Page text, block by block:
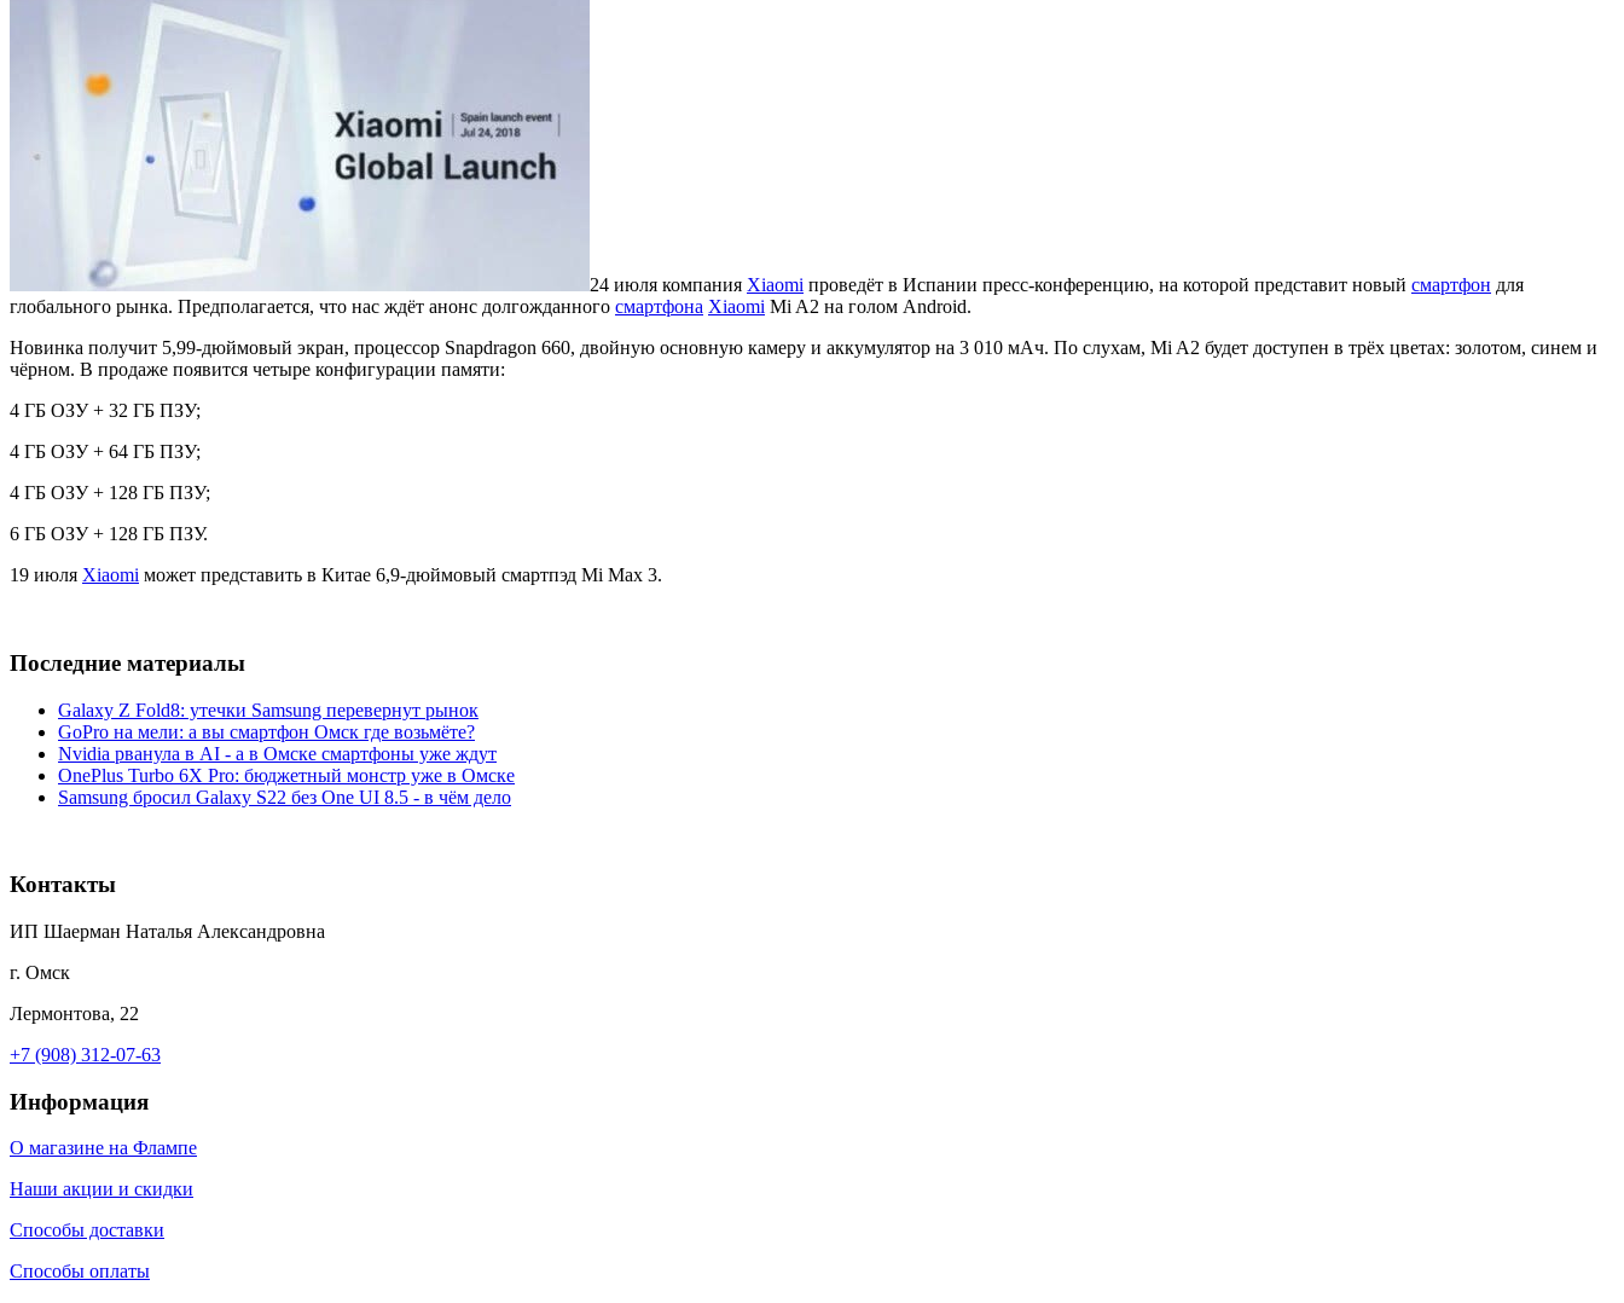
24 июля компания Xiaomi проведёт в Испании пресс-конференцию, на которой представит новый смартфон для
глобального рынка. Предполагается, что нас ждёт анонс долгожданного смартфона Xiaomi Mi A2 на голом Android.
Новинка получит 5,99-дюймовый экран, процессор Snapdragon 660, двойную основную камеру и аккумулятор на 3 010 мАч. По слухам, Mi A2 будет доступен в трёх цветах: золотом, синем и
чёрном. В продаже появится четыре конфигурации памяти:
4 ГБ ОЗУ + 32 ГБ ПЗУ;
4 ГБ ОЗУ + 64 ГБ ПЗУ;
4 ГБ ОЗУ + 128 ГБ ПЗУ;
6 ГБ ОЗУ + 128 ГБ ПЗУ.
19 июля Xiaomi может представить в Китае 6,9-дюймовый смартпэд Mi Max 3.
Последние материалы
Galaxy Z Fold8: утечки Samsung перевернут рынок
GoPro на мели: а вы смартфон Омск где возьмёте?
Nvidia рванула в AI - а в Омске смартфоны уже ждут
OnePlus Turbo 6X Pro: бюджетный монстр уже в Омске
Samsung бросил Galaxy S22 без One UI 8.5 - в чём дело
Контакты
ИП Шаерман Наталья Александровна
г. Омск
Лермонтова, 22
+7 (908) 312-07-63
Информация
О магазине на Флампе
Наши акции и скидки
Способы доставки
Способы оплаты